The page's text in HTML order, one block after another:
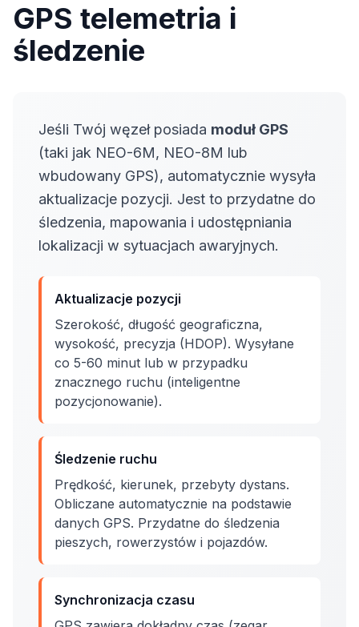
GPS telemetria i
śledzenie
Jeśli Twój węzeł posiada moduł GPS
(taki jak NEO-6M, NEO-8M lub
wbudowany GPS), automatycznie wysyła
aktualizacje pozycji. Jest to przydatne do
śledzenia, mapowania i udostępniania
lokalizacji w sytuacjach awaryjnych.
Aktualizacje pozycji
Szerokość, długość geograficzna,
wysokość, precyzja (HDOP). Wysyłane
co 5-60 minut lub w przypadku
znacznego ruchu (inteligentne
pozycjonowanie).
Śledzenie ruchu
Prędkość, kierunek, przebyty dystans.
Obliczane automatycznie na podstawie
danych GPS. Przydatne do śledzenia
pieszych, rowerzystów i pojazdów.
Synchronizacja czasu